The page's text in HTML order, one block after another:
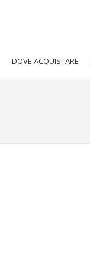
DOVE ACQUISTARE